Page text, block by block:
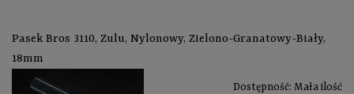
Pasek Bros 3110, Zulu, Nylonowy, Zielono-Granatowy-Biały,
18mm
Dostępność: Mała ilość